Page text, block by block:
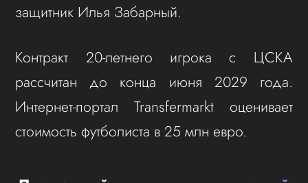
защитник Илья Забарный.
Контракт 20-летнего игрока с ЦСКА
рассчитан до конца июня 2029 года.
Интернет-портал Transfermarkt оценивает
стоимость футболиста в 25 млн евро.